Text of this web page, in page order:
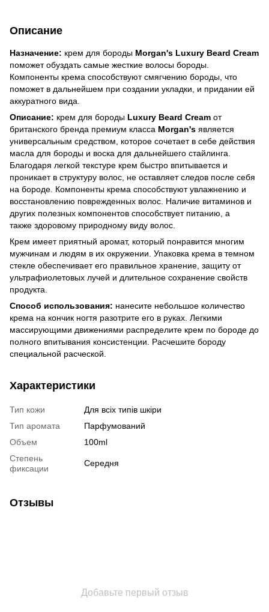
Описание
Назначение: крем для бороды Morgan's Luxury Beard Cream
поможет обуздать самые жесткие волосы бороды.
Компоненты крема способствуют смягчению бороды, что
поможет в дальнейшем при создании укладки, и придании ей
аккуратного вида.
Описание: крем для бороды Luxury Beard Cream от
британского бренда премиум класса Morgan's является
универсальным средством, которое сочетает в себе действия
масла для бороды и воска для дальнейшего стайлинга.
Благодаря легкой текстуре крем быстро впитывается и
проникает в структуру волос, не оставляет следов после себя
на бороде. Компоненты крема способствуют увлажнению и
восстановлению поврежденных волос. Наличие витаминов и
других полезных компонентов способствует питанию, а
также здоровому природному виду волос.
Крем имеет приятный аромат, который понравится многим
мужчинам и людям в их окружении. Упаковка крема в темном
стекле обеспечивает его правильное хранение, защиту от
ультрафиолетовых лучей и длительное сохранение свойств
продукта.
Способ использования: нанесите небольшое количество
крема на кончик ногтя разотрите его в руках. Легкими
массирующими движениями распределите крем по бороде до
полного впитывания консистенции. Расчешите бороду
специальной расческой.
Характеристики
Тип кожи
Для всіх типів шкіри
Тип аромата
Парфумований
Объем
100ml
Степень
фиксации
Середня
Отзывы
Добавьте первый отзыв